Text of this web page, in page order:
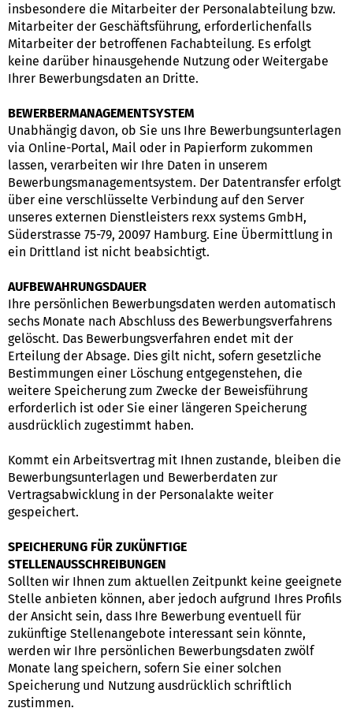
insbesondere die Mitarbeiter der Personalabteilung bzw.
Mitarbeiter der Geschäftsführung, erforderlichenfalls
Mitarbeiter der betroffenen Fachabteilung. Es erfolgt
keine darüber hinausgehende Nutzung oder Weitergabe
Ihrer Bewerbungsdaten an Dritte.
BEWERBERMANAGEMENTSYSTEM
Unabhängig davon, ob Sie uns Ihre Bewerbungsunterlagen
via Online-Portal, Mail oder in Papierform zukommen
lassen, verarbeiten wir Ihre Daten in unserem
Bewerbungsmanagementsystem. Der Datentransfer erfolgt
über eine verschlüsselte Verbindung auf den Server
unseres externen Dienstleisters rexx systems GmbH,
Süderstrasse 75-79, 20097 Hamburg. Eine Übermittlung in
ein Drittland ist nicht beabsichtigt.
AUFBEWAHRUNGSDAUER
Ihre persönlichen Bewerbungsdaten werden automatisch
sechs Monate nach Abschluss des Bewerbungsverfahrens
gelöscht. Das Bewerbungsverfahren endet mit der
Erteilung der Absage. Dies gilt nicht, sofern gesetzliche
Bestimmungen einer Löschung entgegenstehen, die
weitere Speicherung zum Zwecke der Beweisführung
erforderlich ist oder Sie einer längeren Speicherung
ausdrücklich zugestimmt haben.
Kommt ein Arbeitsvertrag mit Ihnen zustande, bleiben die
Bewerbungsunterlagen und Bewerberdaten zur
Vertragsabwicklung in der Personalakte weiter
gespeichert.
SPEICHERUNG FÜR ZUKÜNFTIGE
STELLENAUSSCHREIBUNGEN
Sollten wir Ihnen zum aktuellen Zeitpunkt keine geeignete
Stelle anbieten können, aber jedoch aufgrund Ihres Profils
der Ansicht sein, dass Ihre Bewerbung eventuell für
zukünftige Stellenangebote interessant sein könnte,
werden wir Ihre persönlichen Bewerbungsdaten zwölf
Monate lang speichern, sofern Sie einer solchen
Speicherung und Nutzung ausdrücklich schriftlich
zustimmen.